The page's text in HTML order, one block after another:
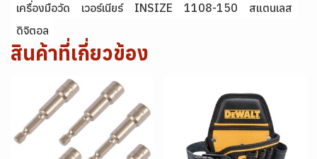
เครื่องมือวัด เวอร์เนียร์ INSIZE 1108-150
สแตนเลส
ดิจิตอล
สินค้าที่เกี่ยวข้อง